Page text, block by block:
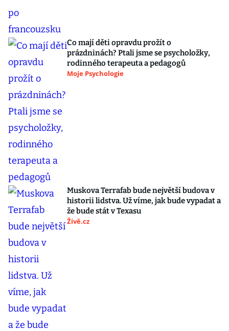
Co mají děti opravdu prožít o
prázdninách? Ptali jsme se psycholožky,
rodinného terapeuta a pedagogů
Moje Psychologie
Muskova Terrafab bude největší budova v
historii lidstva. Už víme, jak bude vypadat a
že bude stát v Texasu
Živě.cz